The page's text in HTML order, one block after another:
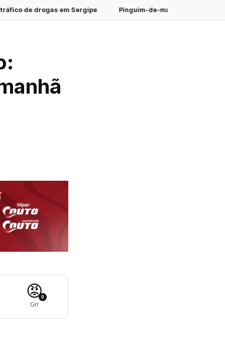
· Pinguim-de-magalhães é encontrado morto na Praia
😡0
Grr